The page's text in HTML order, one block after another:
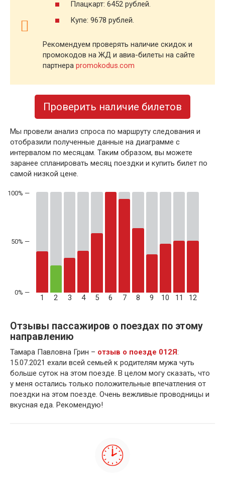
Плацкарт: 6452 рублей.
Купе: 9678 рублей.
Рекомендуем проверять наличие скидок и
промокодов на ЖД и авиа-билеты на сайте
партнера promokodus.com
Проверить наличие билетов
Мы провели анализ спроса по маршруту следования и
отобразили полученные данные на диаграмме с
интервалом по месяцам. Таким образом, вы можете
заранее спланировать месяц поездки и купить билет по
самой низкой цене.
50% —
1 2 3 4 5 6 7 8 9 10 11 12
Отзывы пассажиров о поездах по этому
направлению
Тамара Павловна Грин – отзыв о поезде 012Я:
15.07.2021 ехали всей семьей к родителям мужа чуть
больше суток на этом поезде. В целом могу сказать, что
у меня остались только положительные впечатления от
поездки на этом поезде. Очень вежливые проводницы и
вкусная еда. Рекомендую!